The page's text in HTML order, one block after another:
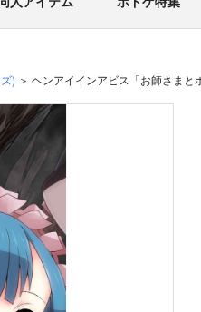
) ヘンアイインアビス「お師さまと